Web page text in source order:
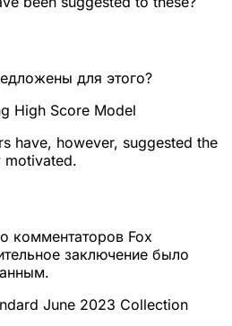
для этого?
High Score Model
have, however, suggested the
motivated.
комментаторов Fox
заключение было
June 2023 Collection